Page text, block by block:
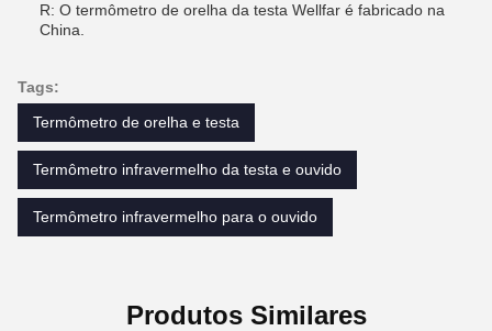
R: O termômetro de orelha da testa Wellfar é fabricado na
China.
Tags:
Termômetro de orelha e testa
Termômetro infravermelho da testa e ouvido
Termômetro infravermelho para o ouvido
Produtos Similares